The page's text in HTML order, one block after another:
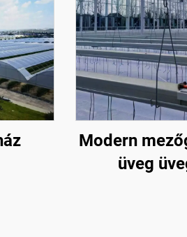
Modern
üveg